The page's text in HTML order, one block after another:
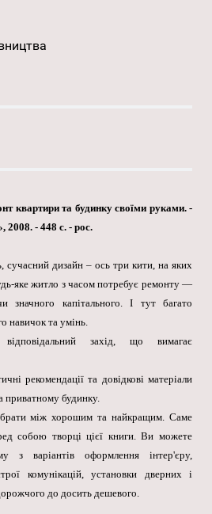
квартири та будинку своїми руками. -
- 448 с. - рос.
сучасний дизайн – ось три кити, на яких
яке житло з часом потребує ремонту —
значного капітального. І тут багато
навичок та умінь.
захід, що вимагає
рекомендації та довідкові матеріали
приватному будинку.
між хорошим та найкращим. Саме
собою творці цієї книги. Ви можете
з варіантів оформлення інтер'єру,
комунікацій, установки дверних і
до досить дешевого.